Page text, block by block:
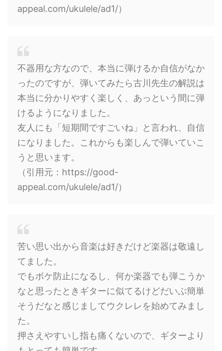
appeal.com/ukulele/ad1/）
不器用な方なので、本当に弾けるか自信がなか
ったのですが、弾いてみたら古川先生の解説は
本当に分かりやすく楽しく、あっという間に弾
けるようになりました。
友人にも「短期間ですごいね」と言われ、自信
になりました。これからも楽しんで弾いていこ
うと思います。
（引用元：https://good-
appeal.com/ukulele/ad1/）
苦い思い出から音楽は好きだけど楽器は敬遠し
てました。
でもボケ防止になるし、何か楽器でも弾こうか
なと思ったときギターに似てるけどだいぶ簡単
そうだなと感じましてウクレレを始めてみまし
た。
押さえやすいし指も痛くないので、ギターより